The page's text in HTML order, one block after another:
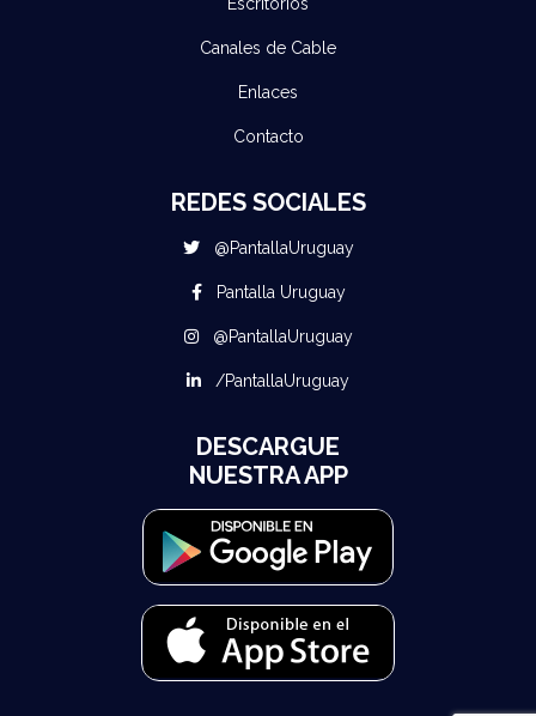
Escritorios
Canales de Cable
Enlaces
Contacto
REDES SOCIALES
@PantallaUruguay
Pantalla Uruguay
@PantallaUruguay
/PantallaUruguay
DESCARGUE
NUESTRA APP